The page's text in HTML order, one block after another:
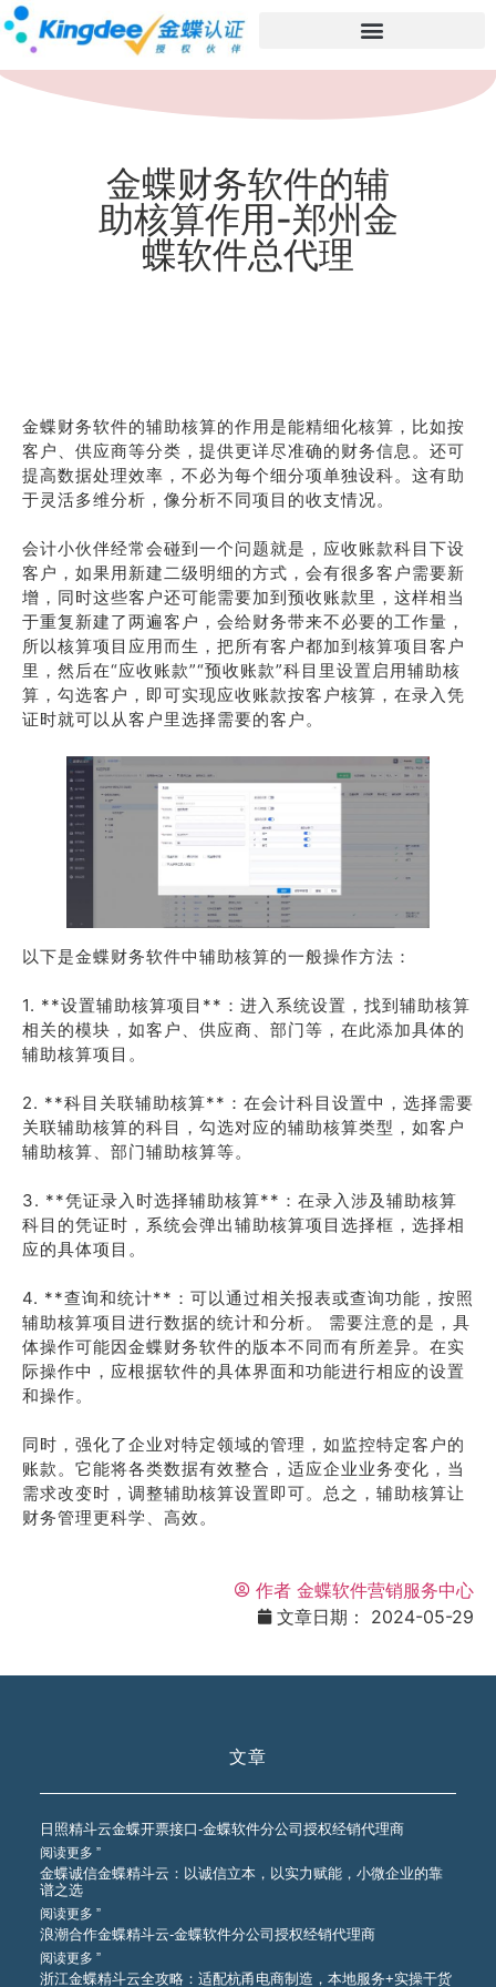
金蝶财务软件的辅
助核算作用-郑州金
蝶软件总代理
金蝶财务软件的辅助核算的作用是能精细化核算，比如按
客户、供应商等分类，提供更详尽准确的财务信息。还可
提高数据处理效率，不必为每个细分项单独设科。这有助
于灵活多维分析，像分析不同项目的收支情况。
会计小伙伴经常会碰到一个问题就是，应收账款科目下设
客户，如果用新建二级明细的方式，会有很多客户需要新
增，同时这些客户还可能需要加到预收账款里，这样相当
于重复新建了两遍客户，会给财务带来不必要的工作量，
所以核算项目应用而生，把所有客户都加到核算项目客户
里，然后在“应收账款”“预收账款”科目里设置启用辅助核
算，勾选客户，即可实现应收账款按客户核算，在录入凭
证时就可以从客户里选择需要的客户。
以下是金蝶财务软件中辅助核算的一般操作方法：
1. **设置辅助核算项目**：进入系统设置，找到辅助核算
相关的模块，如客户、供应商、部门等，在此添加具体的
辅助核算项目。
2. **科目关联辅助核算**：在会计科目设置中，选择需要
关联辅助核算的科目，勾选对应的辅助核算类型，如客户
辅助核算、部门辅助核算等。
3. **凭证录入时选择辅助核算**：在录入涉及辅助核算
科目的凭证时，系统会弹出辅助核算项目选择框，选择相
应的具体项目。
4. **查询和统计**：可以通过相关报表或查询功能，按照
辅助核算项目进行数据的统计和分析。 需要注意的是，具
体操作可能因金蝶财务软件的版本不同而有所差异。在实
际操作中，应根据软件的具体界面和功能进行相应的设置
和操作。
同时，强化了企业对特定领域的管理，如监控特定客户的
账款。它能将各类数据有效整合，适应企业业务变化，当
需求改变时，调整辅助核算设置即可。总之，辅助核算让
财务管理更科学、高效。
作者 金蝶软件营销服务中心
文章日期：
2024-05-29
文章
日照精斗云金蝶开票接口-金蝶软件分公司授权经销代理商
阅读更多 ”
金蝶诚信金蝶精斗云：以诚信立本，以实力赋能，小微企业的靠
谱之选
阅读更多 ”
浪潮合作金蝶精斗云-金蝶软件分公司授权经销代理商
阅读更多 ”
浙江金蝶精斗云全攻略：适配杭甬电商制造，本地服务+实操干货